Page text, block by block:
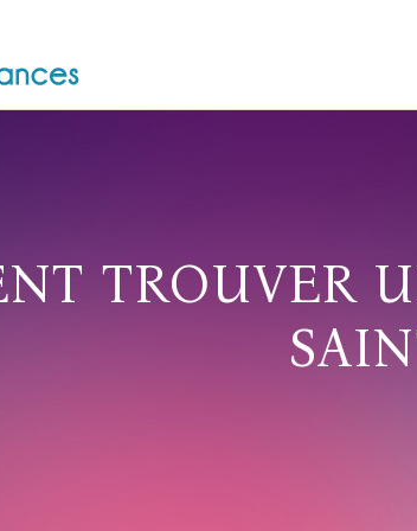
TROUVER